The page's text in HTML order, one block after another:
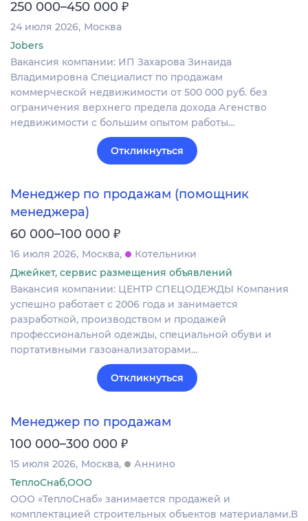
250 000–450 000 ₽
24 июля 2026 Москва
Jobers
Вакансия компании: ИП Захарова Зинаида
Владимировна Специалист по продажам
коммерческой недвижимости от 500 000 руб. без
ограничения верхнего предела дохода Агенство
недвижимости с большим опытом работы…
Откликнуться
Менеджер по продажам (помощник
менеджера)
60 000–100 000 ₽
16 июля 2026 Москва
Котельники
Джейкет, сервис размещения объявлений
Вакансия компании: ЦЕНТР СПЕЦОДЕЖДЫ Компания
успешно работает с 2006 года и занимается
разработкой, производством и продажей
профессиональной одежды, специальной обуви и
портативными газоанализаторами…
Откликнуться
Менеджер по продажам
100 000–300 000 ₽
15 июля 2026 Москва
Аннино
ТеплоСнаб,ООО
ООО «ТеплоСнаб» занимается продажей и
комплектацией строительных объектов материалами.В